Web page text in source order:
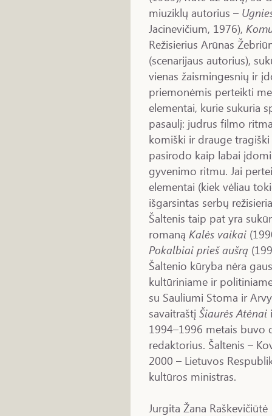
miuziklų autorius –
Jacinevičium, 1976),
Režisierius Arūnas
(scenarijaus autorius),
vienas žaismingesnių ir
priemonėmis perteikti
elementai, kurie sukuria
pasaulį: judrus filmo
komiški ir drauge
pasirodo kaip labai
gyvenimo ritmu. Jai
elementai (kiek vėliau
išgarsintas serbų
Šaltenis taip pat yra
romaną Kalės vaikai
Pokalbiai prieš aušrą
Šaltenio kūryba nėra
kultūriniame ir
su Sauliumi Stoma ir
savaitraštį Šiaurės Atėnai
1994–1996 metais buvo
redaktorius. Šaltenis –
2000 – Lietuvos
kultūros ministras.
Jurgita Žana Raškevičiūtė